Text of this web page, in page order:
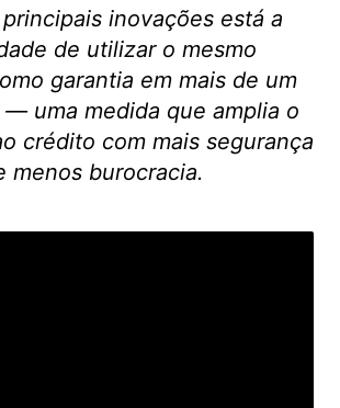
inovações está a
de utilizar o mesmo
garantia em mais de um
uma medida que amplia o
crédito com mais segurança
menos burocracia.